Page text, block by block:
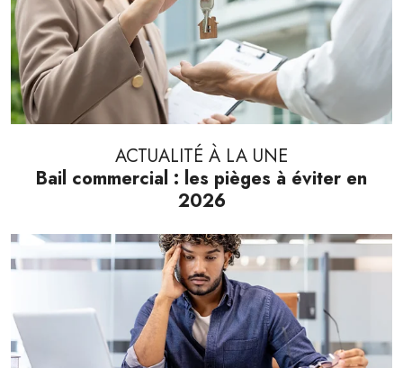
ACTUALITÉ À LA UNE
Bail commercial : les pièges à éviter en
2026